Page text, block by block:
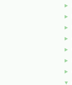
►
►
►
►
►
►
►
▼